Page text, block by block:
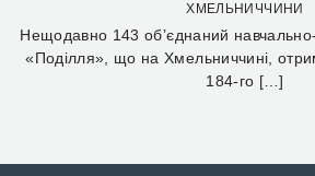
ХМЕЛЬНИЧЧИНИ
Нещодавно 143 об’єднаний
«Поділля», що на Хмельниччині,
184-го […]